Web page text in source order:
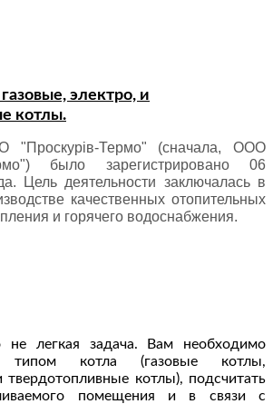
электро, и
котлы.
"Проскурів-Термо" (сначала, ООО
было зарегистрировано 06
Цель деятельности заключалась в
качественных отопительных
и горячего водоснабжения.
не легкая задача. Вам необходимо
типом котла (газовые котлы,
твердотопливные котлы), подсчитать
помещения и в связи с